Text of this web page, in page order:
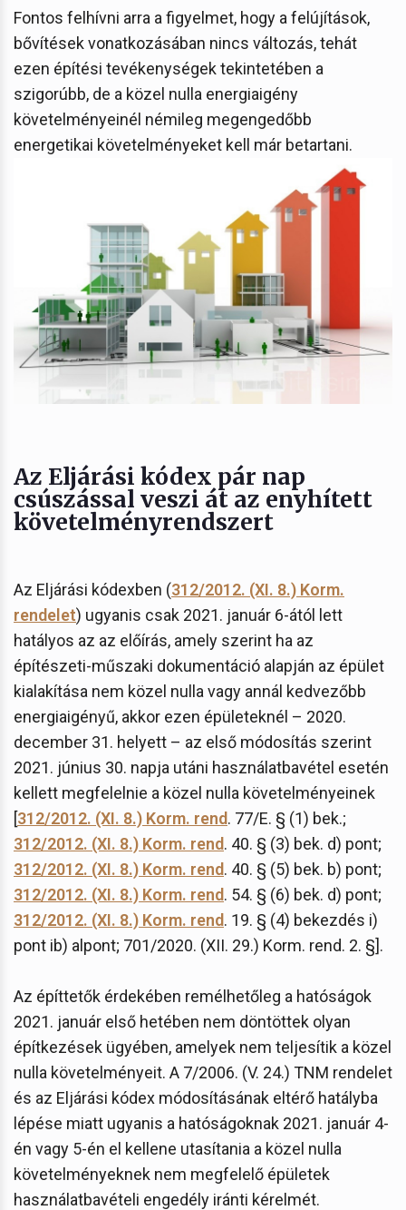
Fontos felhívni arra a figyelmet, hogy a felújítások,
bővítések vonatkozásában nincs változás, tehát
ezen építési tevékenységek tekintetében a
szigorúbb, de a közel nulla energiaigény
követelményeinél némileg megengedőbb
energetikai követelményeket kell már betartani.
Az Eljárási kódex pár nap
csúszással veszi át az enyhített
követelményrendszert
Az Eljárási kódexben (312/2012. (XI. 8.) Korm.
rendelet) ugyanis csak 2021. január 6-ától lett
hatályos az az előírás, amely szerint ha az
építészeti-műszaki dokumentáció alapján az épület
kialakítása nem közel nulla vagy annál kedvezőbb
energiaigényű, akkor ezen épületeknél – 2020.
december 31. helyett – az első módosítás szerint
2021. június 30. napja utáni használatbavétel esetén
kellett megfelelnie a közel nulla követelményeinek
[312/2012. (XI. 8.) Korm. rend. 77/E. § (1) bek.;
312/2012. (XI. 8.) Korm. rend. 40. § (3) bek. d) pont;
312/2012. (XI. 8.) Korm. rend. 40. § (5) bek. b) pont;
312/2012. (XI. 8.) Korm. rend. 54. § (6) bek. d) pont;
312/2012. (XI. 8.) Korm. rend. 19. § (4) bekezdés i)
pont ib) alpont; 701/2020. (XII. 29.) Korm. rend. 2. §].
Az építtetők érdekében remélhetőleg a hatóságok
2021. január első hetében nem döntöttek olyan
építkezések ügyében, amelyek nem teljesítik a közel
nulla követelményeit. A 7/2006. (V. 24.) TNM rendelet
és az Eljárási kódex módosításának eltérő hatályba
lépése miatt ugyanis a hatóságoknak 2021. január 4-
én vagy 5-én el kellene utasítania a közel nulla
követelményeknek nem megfelelő épületek
használatbavételi engedély iránti kérelmét.